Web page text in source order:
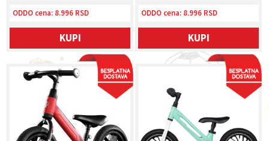
ODDO cena: 8.996 RSD
KUPI
ODDO cena: 8.996 RSD
KUPI